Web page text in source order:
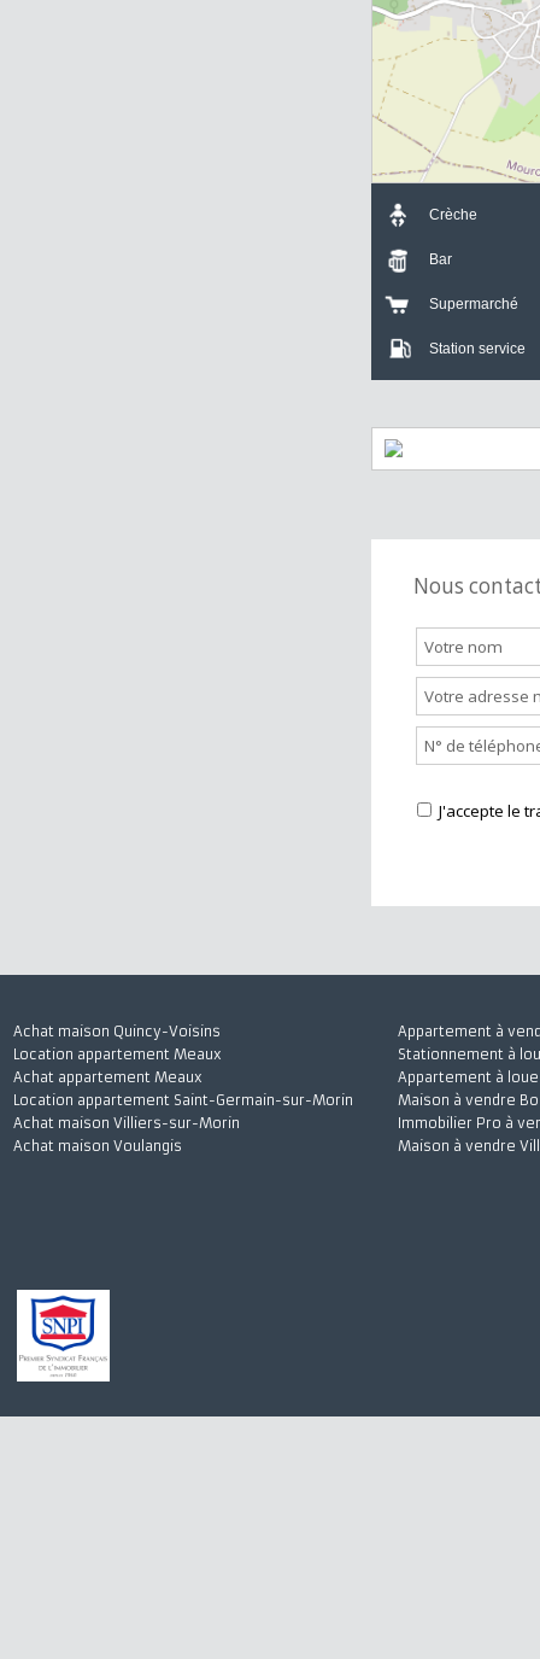
-
Crèche
Nous
Achat maison Villiers-sur-Morin
Achat maison Voulangis